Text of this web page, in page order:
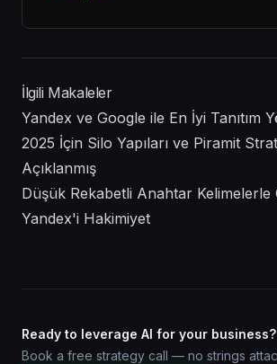
İlgili Makaleler
Yandex ve Google ile En İyi Tanıtım
2025 İçin Silo Yapıları ve Piramit
Açıklanmış
Düşük Rekabetli Anahtar Kelimelerle
Yandex'i Hakimiyet
Ready to leverage AI for your business?
Book a free strategy call — no strings